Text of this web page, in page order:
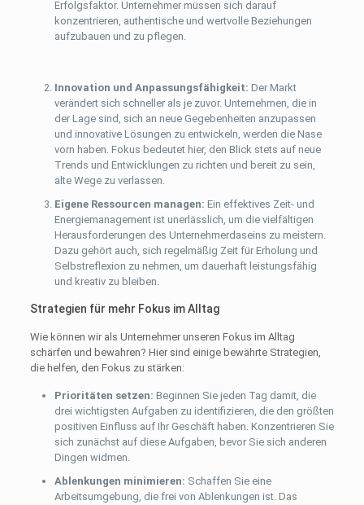
Erfolgsfaktor. Unternehmer müssen sich darauf
konzentrieren, authentische und wertvolle Beziehungen
aufzubauen und zu pflegen.
Innovation und Anpassungsfähigkeit: Der Markt
verändert sich schneller als je zuvor. Unternehmen, die in
der Lage sind, sich an neue Gegebenheiten anzupassen
und innovative Lösungen zu entwickeln, werden die Nase
vorn haben. Fokus bedeutet hier, den Blick stets auf neue
Trends und Entwicklungen zu richten und bereit zu sein,
alte Wege zu verlassen.
Eigene Ressourcen managen: Ein effektives Zeit- und
Energiemanagement ist unerlässlich, um die vielfältigen
Herausforderungen des Unternehmerdaseins zu meistern.
Dazu gehört auch, sich regelmäßig Zeit für Erholung und
Selbstreflexion zu nehmen, um dauerhaft leistungsfähig
und kreativ zu bleiben.
Strategien für mehr Fokus im Alltag
Wie können wir als Unternehmer unseren Fokus im Alltag
schärfen und bewahren? Hier sind einige bewährte Strategien,
die helfen, den Fokus zu stärken:
Prioritäten setzen: Beginnen Sie jeden Tag damit, die
drei wichtigsten Aufgaben zu identifizieren, die den größten
positiven Einfluss auf Ihr Geschäft haben. Konzentrieren Sie
sich zunächst auf diese Aufgaben, bevor Sie sich anderen
Dingen widmen.
Ablenkungen minimieren: Schaffen Sie eine
Arbeitsumgebung, die frei von Ablenkungen ist. Das